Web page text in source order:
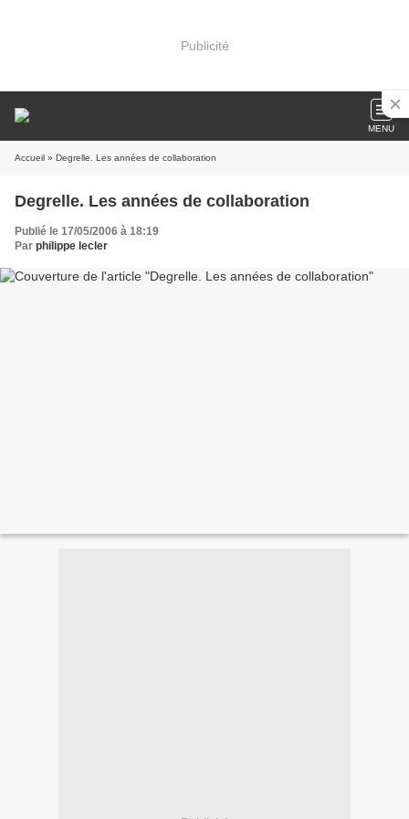
Publicité
MENU
Accueil » Degrelle. Les années de collaboration
Degrelle. Les années de collaboration
Publié le 17/05/2006 à 18:19
Par philippe lecler